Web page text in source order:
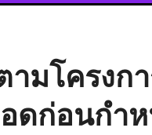
มโครงก
ดก่อนกำ